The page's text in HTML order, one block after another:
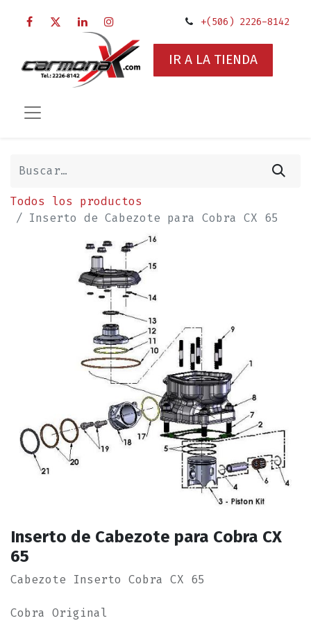
+(506) 2226-8142
IR A LA TIENDA
Todos los productos
Inserto de Cabezote para Cobra CX 65
Inserto de Cabezote para Cobra CX
65
Cabezote Inserto Cobra CX 65
Cobra Original